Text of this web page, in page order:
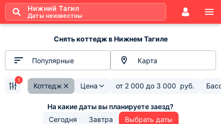
Нижний Тагил
Даты неизвестны
Снять коттедж в Нижнем Тагиле
Популярные Карта
Коттедж Цена от 2 000 до 3 000 руб.
1
Сегодня Завтра Выбрать даты